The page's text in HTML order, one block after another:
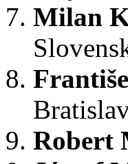
Milan
Robert